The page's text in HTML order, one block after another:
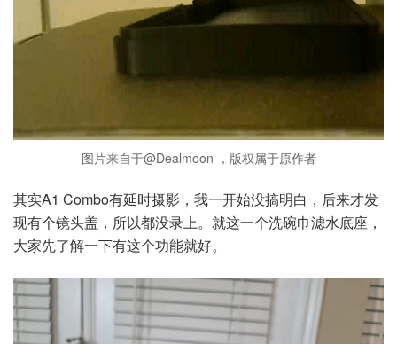
图片来自于@Dealmoon ，版权属于原作者
其实A1 Combo有延时摄影，我一开始没搞明白，后来才发
现有个镜头盖，所以都没录上。就这一个洗碗巾滤水底座，
大家先了解一下有这个功能就好。